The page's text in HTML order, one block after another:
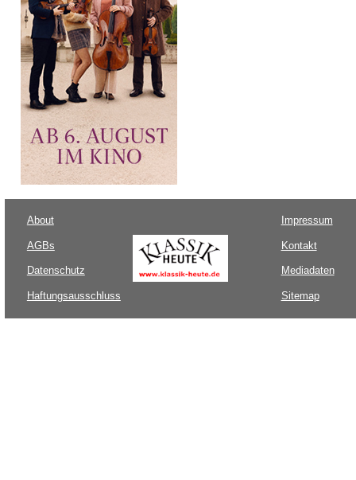
About
AGBs
Datenschutz
Haftungsausschluss
Impressum
Kontakt
Mediadaten
Sitemap